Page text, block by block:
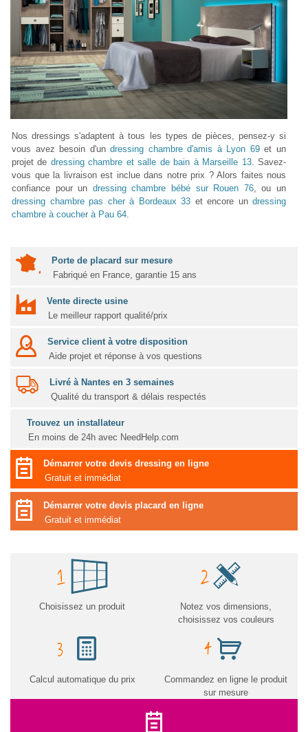
Nos dressings s'adaptent à tous les types de pièces, pensez-y si
vous avez besoin d'undressing chambre d'amis à Lyon 69et un
projet de dressing chambre et salle de bain à Marseille 13. Savez-
vous que la livraison est inclue dans notre prix ? Alors faites nous
confiance pour un dressing chambre bébé sur Rouen 76, ou un
dressing chambre pas cher à Bordeaux 33 et encore un dressing
chambre à coucher à Pau 64.
Porte de placard sur mesure
Fabriqué en France, garantie 15 ans
Vente directe usine
Le meilleur rapport qualité/prix
Service client à votre disposition
Aide projet et réponse à vos questions
Livré à Nantes en 3 semaines
Qualité du transport & délais respectés
Trouvez un installateur
En moins de 24h avec NeedHelp.com
Démarrer votre devis dressing en ligne
Gratuit et immédiat
Démarrer votre devis placard en ligne
Gratuit et immédiat
Choisissez un produit
Notez vos dimensions,
choisissez vos couleurs
Calcul automatique du prix
Commandez en ligne le produit
sur mesure